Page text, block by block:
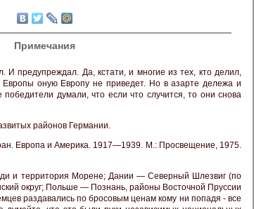
Примечания
И предупреждал. Да, кстати, и многие из тех, кто делил,
Европы оную Европу не приведет. Но в азарте дележа и
думали, что если что случится, то они снова
районов Германии.
Европа и Америка. 1917—1939. М.: Просвещение, 1975.
и территория Морене; Дании — Северный Шлезвиг (по
округ; Польше — Познань, районы Восточной Пруссии
раздавались по бросовым ценам кому ни попадя - все